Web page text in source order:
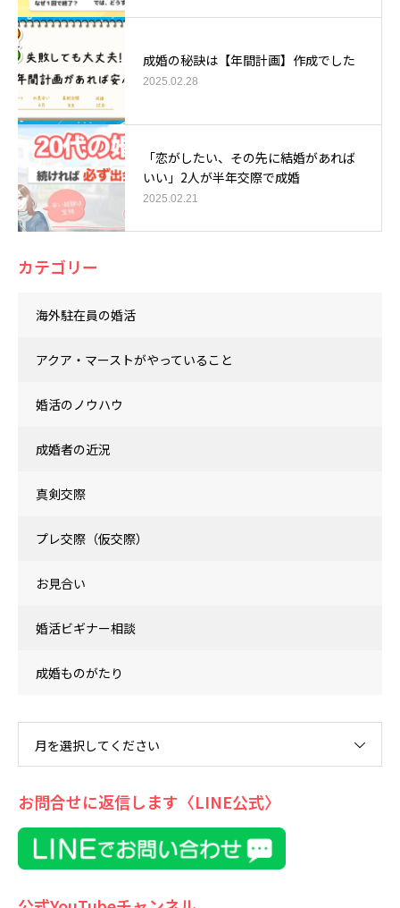
成婚の秘訣は【年間計画】作成でした
2025.02.28
「恋がしたい、その先に結婚があれば
いい」2人が半年交際で成婚
2025.02.21
カテゴリー
海外駐在員の婚活
アクア・マーストがやっていること
婚活のノウハウ
成婚者の近況
真剣交際
プレ交際（仮交際）
お見合い
婚活ビギナー相談
成婚ものがたり
月を選択してください
お問合せに返信します〈LINE公式〉